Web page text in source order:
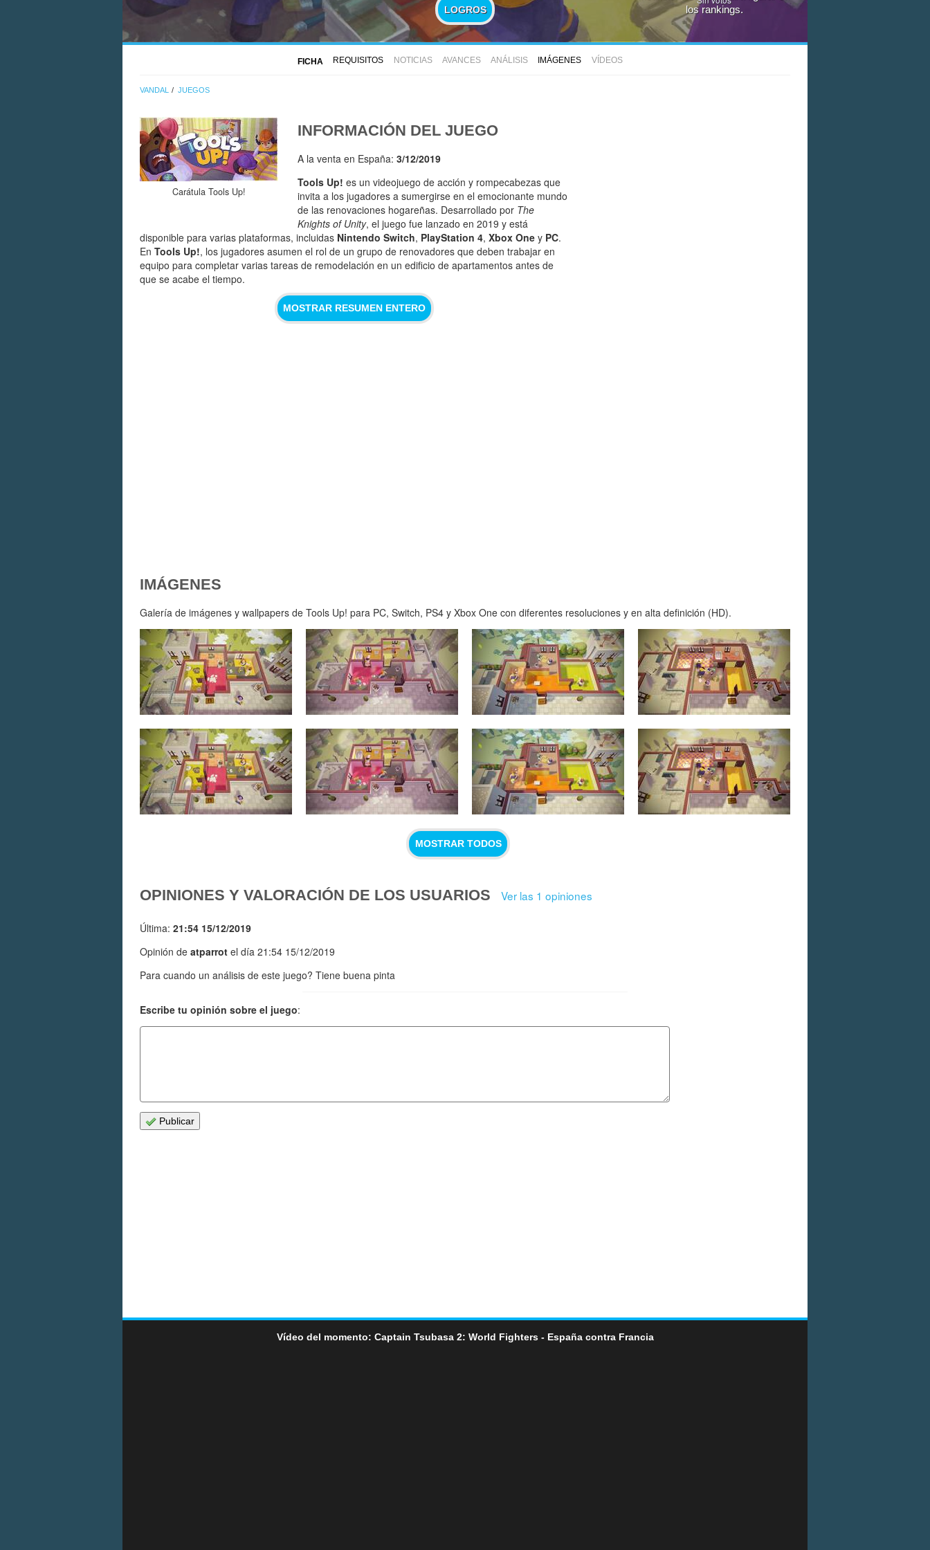
LOGROS
los rankings.
FICHA REQUISITOS NOTICIAS AVANCES ANÁLISIS IMÁGENES VÍDEOS
VANDAL JUEGOS
Carátula Tools Up!
INFORMACIÓN DEL JUEGO
A la venta en España: 3/12/2019
Tools Up! es un videojuego de acción y rompecabezas que
invita a los jugadores a sumergirse en el emocionante mundo
de las renovaciones hogareñas. Desarrollado por The
Knights of Unity, el juego fue lanzado en 2019 y está
disponible para varias plataformas, incluidas Nintendo Switch, PlayStation 4, Xbox One y PC.
En Tools Up!, los jugadores asumen el rol de un grupo de renovadores que deben trabajar en
equipo para completar varias tareas de remodelación en un edificio de apartamentos antes de
que se acabe el tiempo.
MOSTRAR RESUMEN ENTERO
IMÁGENES
Galería de imágenes y wallpapers de Tools Up! para PC, Switch, PS4 y Xbox One con diferentes resoluciones y en alta definición (HD).
MOSTRAR TODOS
OPINIONES Y VALORACIÓN DE LOS USUARIOS Ver las 1 opiniones
Última: 21:54 15/12/2019
Opinión de atparrot el día 21:54 15/12/2019
Para cuando un análisis de este juego? Tiene buena pinta
Escribe tu opinión sobre el juego:
Publicar
Vídeo del momento: Captain Tsubasa 2: World Fighters - España contra Francia